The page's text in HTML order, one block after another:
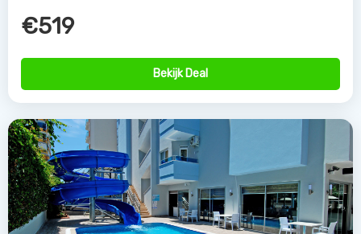
€519
Bekijk Deal